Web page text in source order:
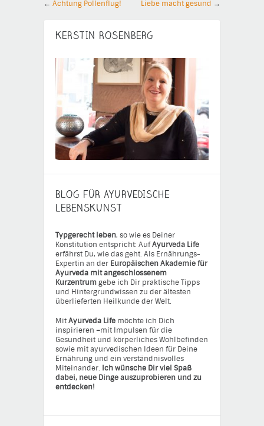
← Achtung Pollenflug! Liebe macht gesund →
KERSTIN ROSENBERG
BLOG FÜR AYURVEDISCHE
LEBENSKUNST
Typgerecht leben, so wie es Deiner
Konstitution entspricht: AufAyurveda Life
erfährst Du, wie das geht. Als Ernährungs-
Expertin an der Europäischen Akademie für
Ayurveda mit angeschlossenem
Kurzentrumgebe ich Dir praktische Tipps
und Hintergrundwissen zu der ältesten
überlieferten Heilkunde der Welt.
MitAyurveda Life möchte ich Dich
inspirieren –mit Impulsen für die
Gesundheit und körperliches Wohlbefinden
sowie mit ayurvedischen Ideen für Deine
Ernährung und ein verständnisvolles
Miteinander. Ich wünsche Dir viel Spaß
dabei, neue Dinge auszuprobieren und zu
entdecken!